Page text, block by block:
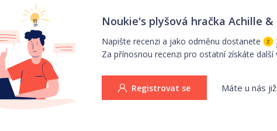
Noukie's plyšová hračka Achille
Napište recenzi a jako odměnu dostanete
Za přínosnou recenzi pro ostatní získáte další
Registrovat se Máte u nás